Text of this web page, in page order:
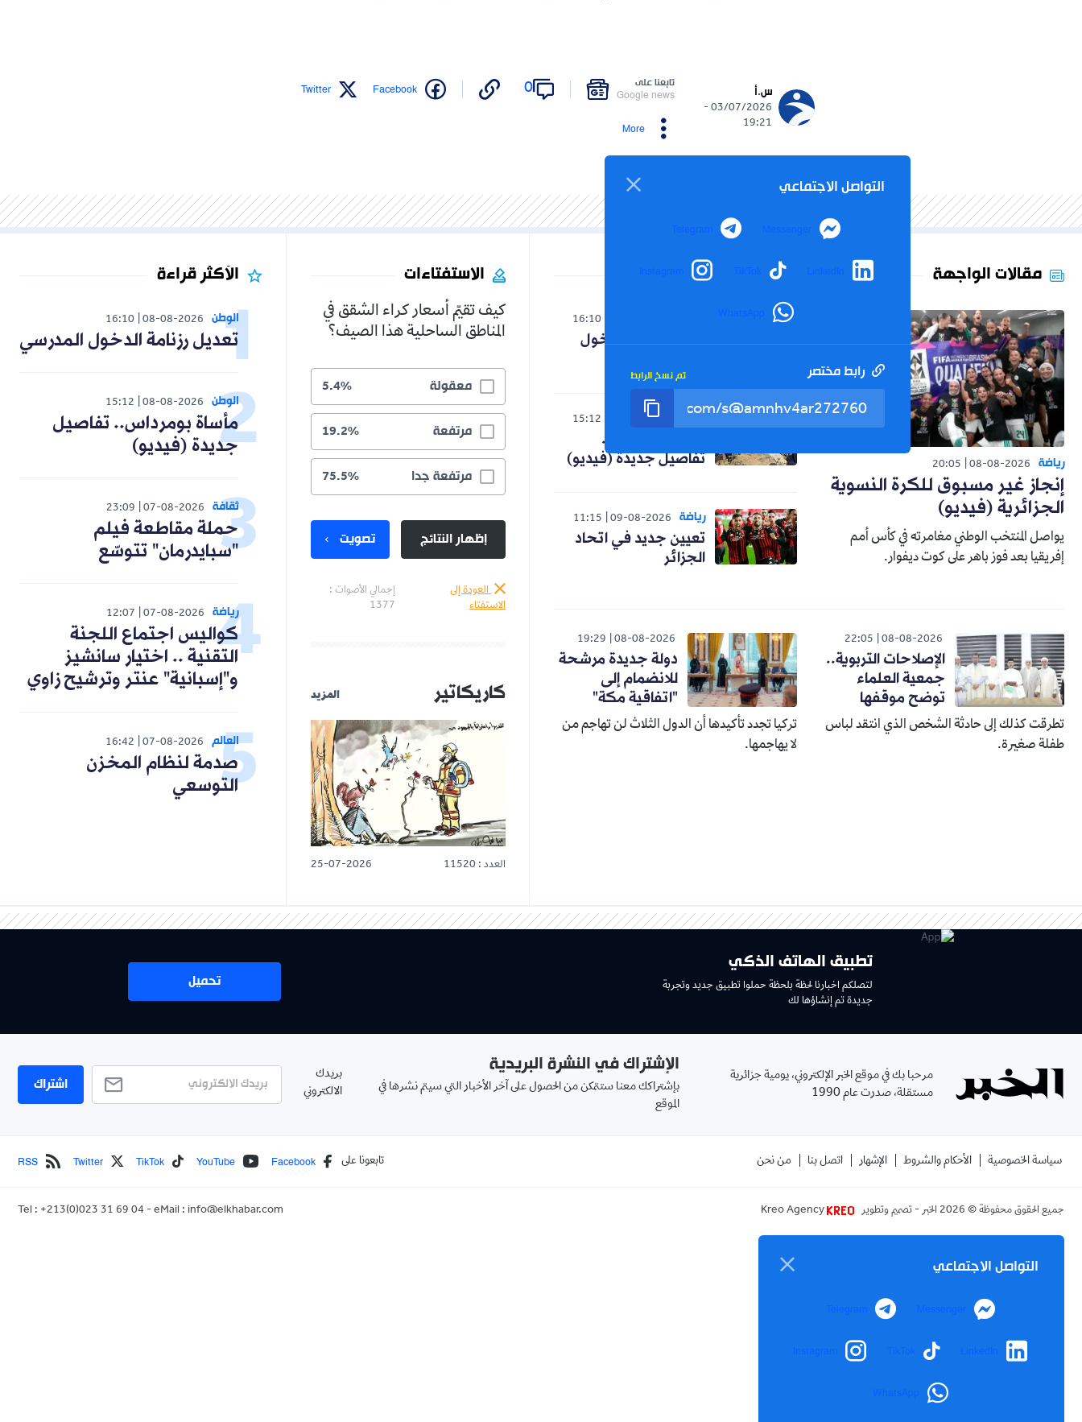
س.أ
03/07/2026 -
19:21
تابعنا على
Google news
0
Facebook
Twitter
More
التواصل الاجتماعي
Messenger
Telegram
LinkedIn
TikTok
Instagram
WhatsApp
رابط مختصر تم نسخ الرابط
مقالات الواجهة
رياضة 08-08-2026
20:05
إنجاز غير مسبوق للكرة النسوية
الجزائرية (فيديو)
يواصل المنتخب الوطني مغامرته في كأس أمم
إفريقيا بعد فوز باهر على كوت ديفوار.
16:10
تعديل رزنامة الدخول
الوطن 08-08-2026
15:12
مأساة بومرداس..
تفاصيل جديدة (فيديو)
رياضة 09-08-2026
11:15
تعيين جديد في اتحاد
الجزائر
08-08-2026
22:05
الإصلاحات التربوية..
جمعية العلماء
توضح موقفها
تطرقت كذلك إلى حادثة الشخص الذي انتقد لباس
طفلة صغيرة.
08-08-2026
19:29
دولة جديدة مرشحة
للانضمام إلى
"اتفاقية مكة"
تركيا تجدد تأكيدها أن الدول الثلاث لن تهاجم من
لا يهاجمها.
الاستفتاءات
كيف تقيّم أسعار كراء الشقق في
المناطق الساحلية هذا الصيف؟
معقولة 5.4%
مرتفعة 19.2%
مرتفعة جدا 75.5%
إظهار النتائج تصويت
العودة إلى
الاستفتاء
إجمالي الأصوات :
1377
كاريكاتير المزيد
العدد : 11520 25-07-2026
الأكثر قراءة
الوطن 08-08-2026
16:10
تعديل رزنامة الدخول المدرسي
الوطن 08-08-2026
15:12
مأساة بومرداس.. تفاصيل
جديدة (فيديو)
ثقافة 07-08-2026
23:09
حملة مقاطعة فيلم
"سبايدرمان" تتوسّع
رياضة 07-08-2026
12:07
كواليس اجتماع اللجنة
التقنية .. اختيار سانشيز
و"إسبانية" عنتر وترشيح زاوي
العالم 07-08-2026
16:42
صدمة لنظام المخزن
التوسعي
تطبيق الهاتف الذكي
لتصلكم اخبارنا لحظة بلحظة حملوا تطبيق جديد وتجربة
جديدة تم إنشاؤها لك
تحميل
مرحبا بك في موقع الخبر الإلكتروني، يومية جزائرية
مستقلة، صدرت عام 1990
الإشتراك في النشرة البريدية
بإشتراكك معنا ستتمكن من الحصول على آخر الأخبار التي سيتم نشرها في
الموقع
بريدك
الالكتروني
اشتراك
سياسة الخصوصية الأحكام والشروط الإشهار اتصل بنا من نحن تابعونا على Facebook
YouTube
TikTok
Twitter
RSS
جميع الحقوق محفوظة © 2026 الخبر - تصميم وتطوير Kreo Agency
Tel : +213(0)023 31 69 04 - eMail : info@elkhabar.com
التواصل الاجتماعي
Messenger
Telegram
LinkedIn
TikTok
Instagram
WhatsApp